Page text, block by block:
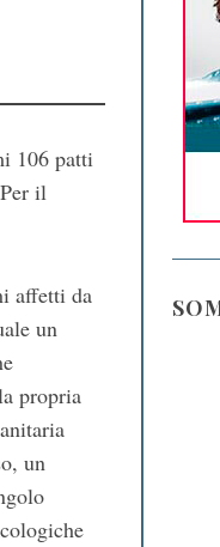
106 patti
il
affetti da
un
propria
un